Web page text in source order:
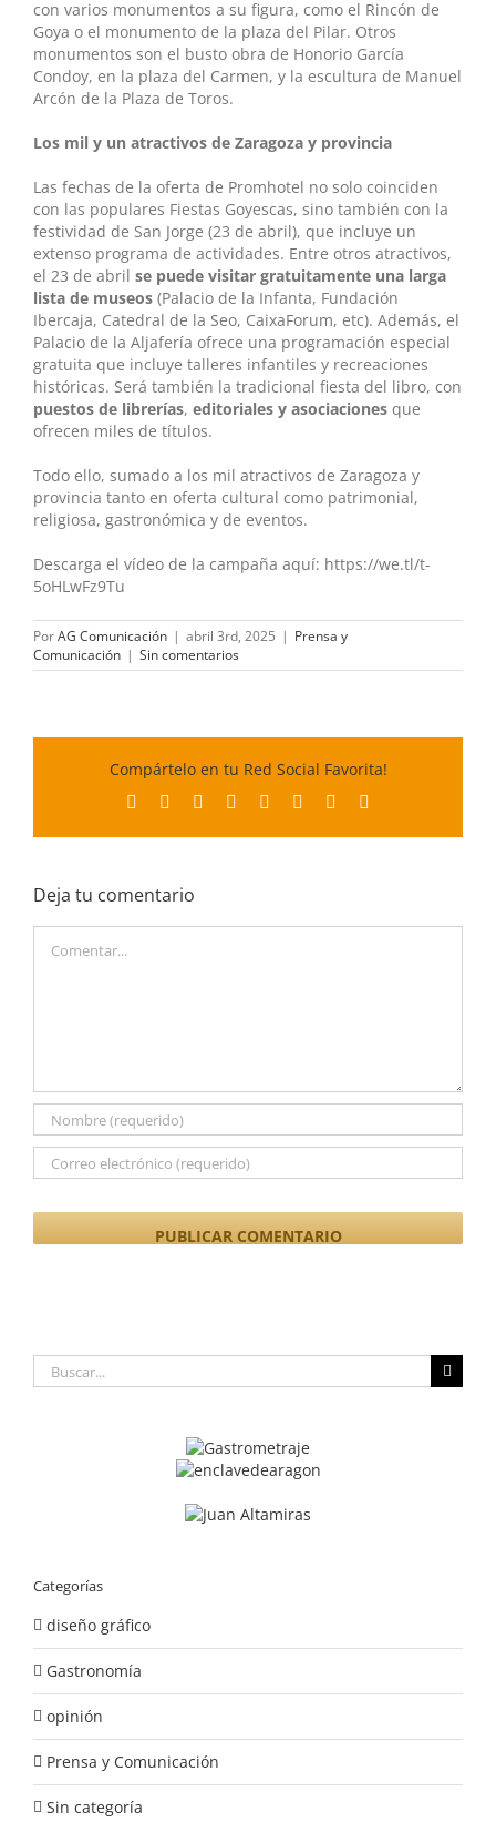
con varios monumentos a su figura, como el Rincón de
Goya o el monumento de la plaza del Pilar. Otros
monumentos son el busto obra de Honorio García
Condoy, en la plaza del Carmen, y la escultura de Manuel
Arcón de la Plaza de Toros.
Los mil y un atractivos de Zaragoza y provincia
Las fechas de la oferta de Promhotel no solo coinciden
con las populares Fiestas Goyescas, sino también con la
festividad de San Jorge (23 de abril), que incluye un
extenso programa de actividades. Entre otros atractivos,
el 23 de abril se puede visitar gratuitamente una larga
lista de museos (Palacio de la Infanta, Fundación
Ibercaja, Catedral de la Seo, CaixaForum, etc). Además, el
Palacio de la Aljafería ofrece una programación especial
gratuita que incluye talleres infantiles y recreaciones
históricas. Será también la tradicional fiesta del libro, con
puestos de librerías, editoriales y asociaciones que
ofrecen miles de títulos.
Todo ello, sumado a los mil atractivos de Zaragoza y
provincia tanto en oferta cultural como patrimonial,
religiosa, gastronómica y de eventos.
Descarga el vídeo de la campaña aquí: https://we.tl/t-
5oHLwFz9Tu
PorAG Comunicación | abril 3rd, 2025 | Prensa y
Comunicación | Sin comentarios
Compártelo en tu Red Social Favorita!
Facebook Reddit LinkedIn
TumblrPinterest
Deja tu comentario
Buscar:
Categorías
diseño gráfico
Gastronomía
opinión
Prensa y Comunicación
Sin categoría